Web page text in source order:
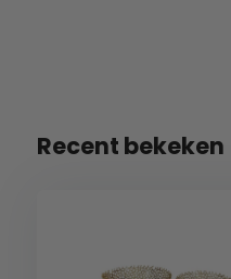
Recent bekeken